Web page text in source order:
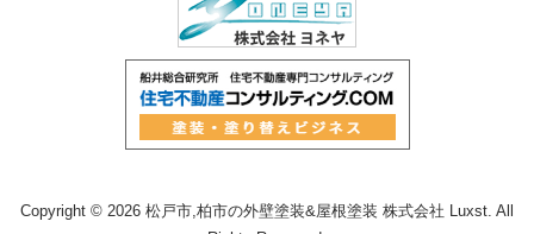
Copyright © 2026 松戸市,柏市の外壁塗装&屋根塗装 株式会社 Luxst. All